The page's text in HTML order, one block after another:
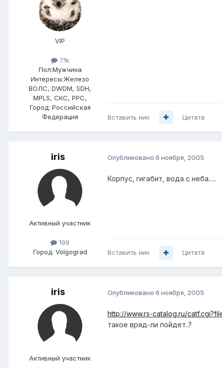
VIP
7.1k
Пол:Мужчина
Интересы:Железо
ВОЛС, DWDM, SDH,
MPLS, СКС, РРС,
Город: Российская
Федерация
Вставить ник Цитата
iris
Активный участник
199
Город: Volgograd
Опубликовано 6 ноября, 2005
Корпус, гигабит, вода с неба.....
Вставить ник Цитата
iris
Активный участник
Опубликовано 6 ноября, 2005
http://www.rs-catalog.ru/
такое вряд-ли пойдет..?